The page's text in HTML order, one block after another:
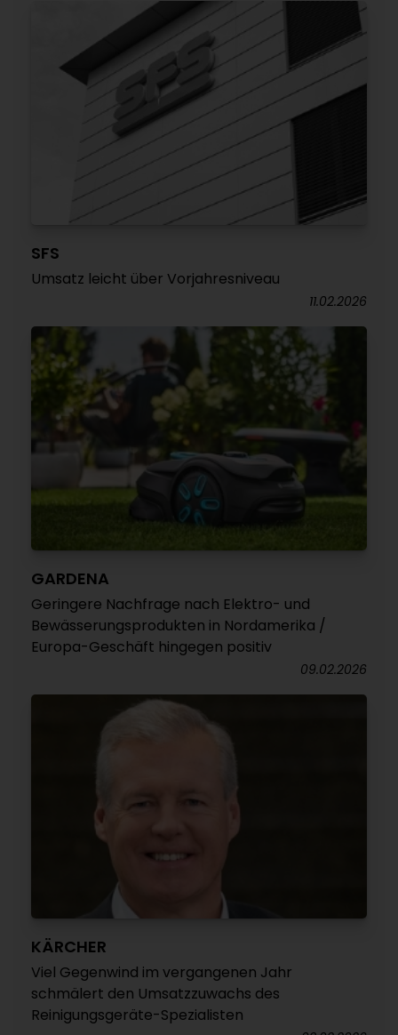
SFS
Umsatz leicht über Vorjahresniveau
11.02.2026
GARDENA
Geringere Nachfrage nach Elektro- und
Bewässerungsprodukten in Nordamerika /
Europa-Geschäft hingegen positiv
09.02.2026
KÄRCHER
Viel Gegenwind im vergangenen Jahr
schmälert den Umsatzzuwachs des
Reinigungsgeräte-Spezialisten